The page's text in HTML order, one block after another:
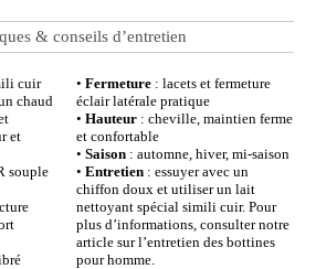
& conseils d’entretien
cuir
chaud
et
souple
• Fermeture: lacets et fermeture
éclair latérale pratique
• Hauteur: cheville, maintien ferme
et confortable
• Saison: automne, hiver, mi-saison
• Entretien: essuyer avec un
chiffon doux et utiliser un lait
nettoyant spécial simili cuir. Pour
plus d’informations, consulter notre
article sur l’entretien des bottines
pour homme.